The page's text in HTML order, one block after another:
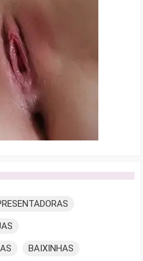
BAIXINHAS